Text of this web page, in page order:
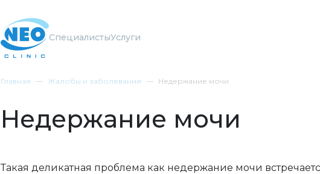
СпециалистыУслуги
Главная Жалобы и заболевания Недержание мочи
Недержание мочи
Такая деликатная проблема как недержание мочи